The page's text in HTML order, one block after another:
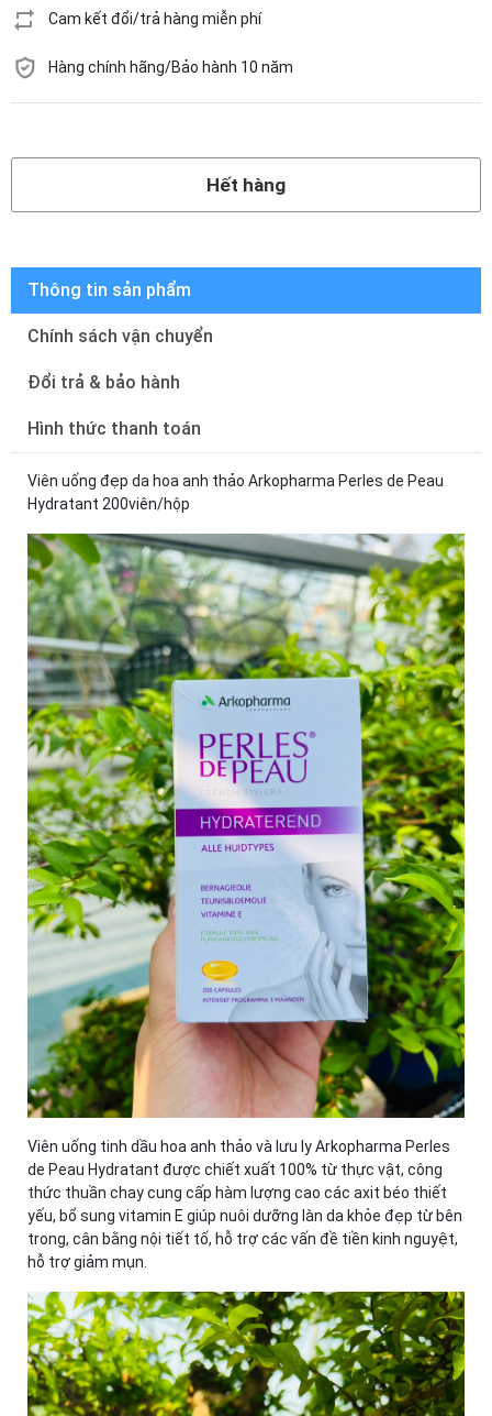
Cam kết đổi/trả hàng miễn phí
Hàng chính hãng/Bảo hành 10 năm
Hết hàng
Thông tin sản phẩm
Chính sách vận chuyển
Đổi trả & bảo hành
Hình thức thanh toán
Viên uống đẹp da hoa anh thảo Arkopharma Perles de Peau
Hydratant 200viên/hộp
Viên uống tinh dầu hoa anh thảo và lưu ly Arkopharma Perles
de Peau Hydratant được chiết xuất 100% từ thực vật, công
thức thuần chay cung cấp hàm lượng cao các axit béo thiết
yếu, bổ sung vitamin E giúp nuôi dưỡng làn da khỏe đẹp từ bên
trong, cân bằng nội tiết tố, hỗ trợ các vấn đề tiền kinh nguyệt,
hỗ trợ giảm mụn.